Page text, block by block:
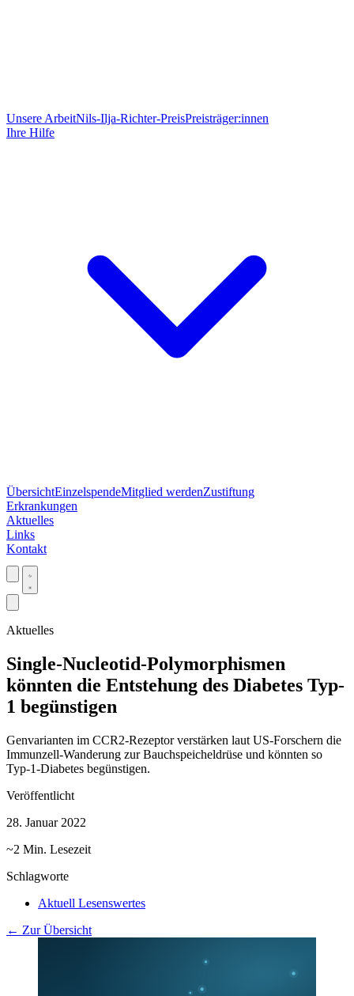
Unsere ArbeitNils-Ilja-Richter-PreisPreisträger:innen
Ihre Hilfe
ÜbersichtEinzelspendeMitglied werdenZustiftung
Erkrankungen
Aktuelles
Links
Kontakt
Aktuelles
Single-Nucleotid-Polymorphismen
könnten die Entstehung des Diabetes Typ-
1 begünstigen
Genvarianten im CCR2-Rezeptor verstärken laut US-Forschern die
Immunzell-Wanderung zur Bauchspeicheldrüse und könnten so
Typ-1-Diabetes begünstigen.
Veröffentlicht
28. Januar 2022
~2 Min. Lesezeit
Schlagworte
Aktuell Lesenswertes
← Zur Übersicht